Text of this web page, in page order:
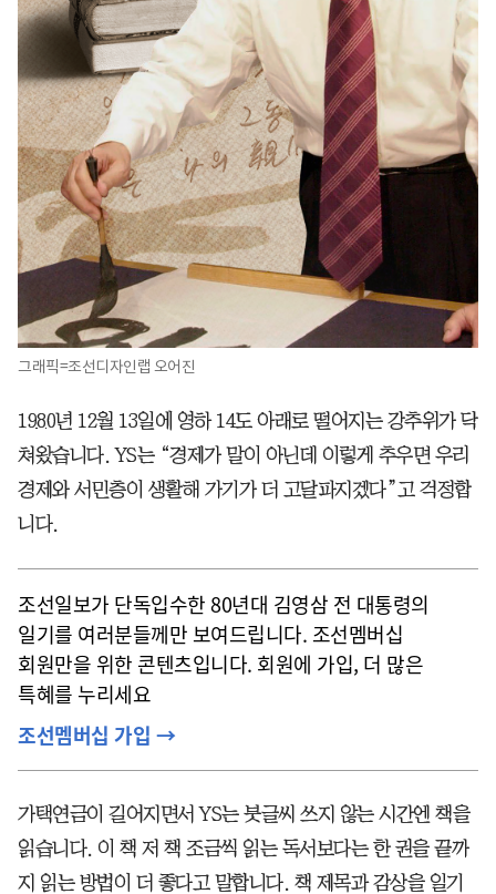
그래픽=조선디자인랩 오어진
1980년 12월 13일에 영하 14도 아래로 떨어지는 강추위가 닥
쳐왔습니다. YS는 “경제가 말이 아닌데 이렇게 추우면 우리
경제와 서민층이 생활해 가기가 더 고달파지겠다”고 걱정합
니다.
조선일보가 단독입수한 80년대 김영삼 전 대통령의
일기를 여러분들께만 보여드립니다. 조선멤버십
회원만을 위한 콘텐츠입니다. 회원에 가입, 더 많은
특혜를 누리세요
조선멤버십 가입 →
가택연금이 길어지면서 YS는 붓글씨 쓰지 않는 시간엔 책을
읽습니다. 이 책 저 책 조금씩 읽는 독서보다는 한 권을 끝까
지 읽는 방법이 더 좋다고 말합니다. 책 제목과 감상을 일기